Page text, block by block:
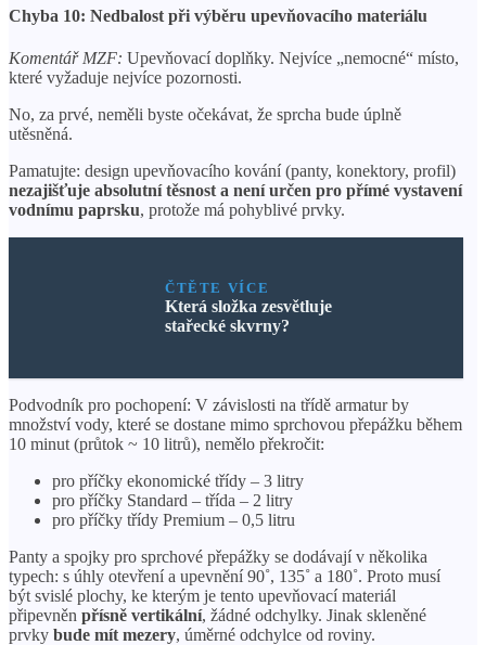
Chyba 10: Nedbalost při výběru upevňovacího materiálu
Komentář MZF: Upevňovací doplňky. Nejvíce „nemocné“ místo,
které vyžaduje nejvíce pozornosti.
No, za prvé, neměli byste očekávat, že sprcha bude úplně
utěsněná.
Pamatujte: design upevňovacího kování (panty, konektory, profil)
nezajišťuje absolutní těsnost a není určen pro přímé vystavení
vodnímu paprsku, protože má pohyblivé prvky.
ČTĚTE VÍCE
Která složka zesvětluje
stařecké skvrny?
Podvodník pro pochopení: V závislosti na třídě armatur by
množství vody, které se dostane mimo sprchovou přepážku během
10 minut (průtok ~ 10 litrů), nemělo překročit:
pro příčky ekonomické třídy – 3 litry
pro příčky Standard – třída – 2 litry
pro příčky třídy Premium – 0,5 litru
Panty a spojky pro sprchové přepážky se dodávají v několika
typech: s úhly otevření a upevnění 90˚, 135˚ a 180˚. Proto musí
být svislé plochy, ke kterým je tento upevňovací materiál
připevněn přísně vertikální, žádné odchylky. Jinak skleněné
prvky bude mít mezery, úměrné odchylce od roviny.